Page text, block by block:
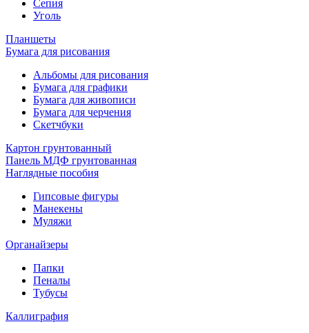
Сепия
Уголь
Планшеты
Бумага для рисования
Альбомы для рисования
Бумага для графики
Бумага для живописи
Бумага для черчения
Скетчбуки
Картон грунтованный
Панель МДФ грунтованная
Наглядные пособия
Гипсовые фигуры
Манекены
Муляжи
Органайзеры
Папки
Пеналы
Тубусы
Каллиграфия